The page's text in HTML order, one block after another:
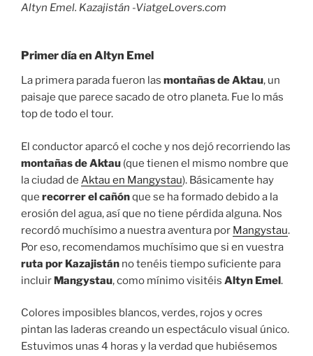
Altyn Emel. Kazajistán -ViatgeLovers.com
Primer día en Altyn Emel
La primera parada fueron las montañas de Aktau, un
paisaje que parece sacado de otro planeta. Fue lo más
top de todo el tour.
El conductor aparcó el coche y nos dejó recorriendo las
montañas de Aktau (que tienen el mismo nombre que
la ciudad de Aktau en Mangystau). Básicamente hay
que recorrer el cañónque se ha formado debido a la
erosión del agua, así que no tiene pérdida alguna. Nos
recordó muchísimo a nuestra aventura por Mangystau.
Por eso, recomendamos muchísimo que si en vuestra
ruta por Kazajistán no tenéis tiempo suficiente para
incluir Mangystau, como mínimo visitéis Altyn Emel.
Colores imposibles blancos, verdes, rojos y ocres
pintan las laderas creando un espectáculo visual único.
Estuvimos unas 4 horas y la verdad que hubiésemos